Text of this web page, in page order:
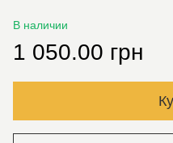
В наличии
1 050.00 грн